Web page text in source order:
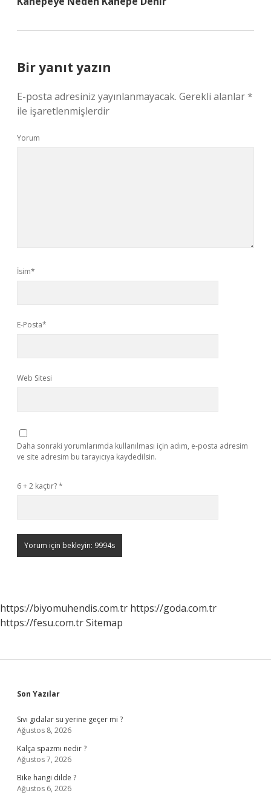
Bir yanıt yazın
E-posta adresiniz yayınlanmayacak. Gerekli alanlar*
ile işaretlenmişlerdir
Yorum
İsim*
E-Posta*
Web Sitesi
Daha sonraki yorumlarımda kullanılması için adım, e-posta adresim
ve site adresim bu tarayıcıya kaydedilsin.
6 + 2 kaçtır?*
https://biyomuhendis.com.tr https://goda.com.tr
https://fesu.com.trSitemap
Sidebar
Son Yazılar
Sıvı gıdalar su yerine geçer mi ?
Ağustos 8, 2026
Kalça spazmı nedir ?
Ağustos 7, 2026
Bike hangi dilde ?
Ağustos 6, 2026